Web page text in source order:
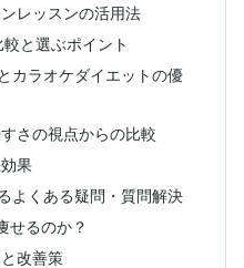
レッスンの活用法
と選ぶポイント
カラオケダイエットの優
さの視点からの比較
果
よくある疑問・質問解決
せるのか？
改善策